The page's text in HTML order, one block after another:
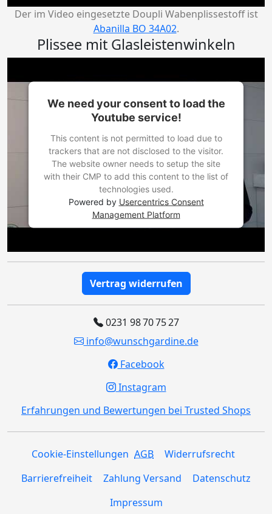
Der im Video eingesetzte Doupli Wabenplissestoff ist
Abanilla BO 34A02.
Plissee mit Glasleistenwinkeln
We need your consent to load the
Youtube service!
This content is not permitted to load due to
trackers that are not disclosed to the visitor.
The website owner needs to setup the site
with their CMP to add this content to the list of
technologies used.
Powered by Usercentrics Consent
Management Platform
Vertrag widerrufen
0231 98 70 75 27
info@wunschgardine.de
Facebook
Instagram
Erfahrungen und Bewertungen bei Trusted Shops
Cookie-Einstellungen AGB
Widerrufsrecht
Barrierefreiheit
Zahlung Versand
Datenschutz
Impressum